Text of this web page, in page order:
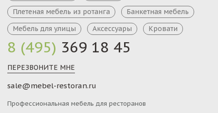
8 (495) 369 18 45
ПЕРЕЗВОНИТЕ МНЕ
sale@mebel-restoran.ru
Профессиональная мебель для ресторанов
Плетеная мебель из ротанга
Банкетная мебель
Мебель для улицы
Аксессуары Кровати